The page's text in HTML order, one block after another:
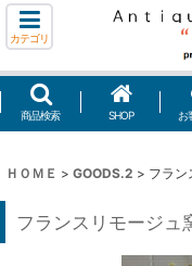
カテゴリ
商品検索 SHOP お
ＨＯＭＥ > GOODS.2 > フラン
フランスリモージュ